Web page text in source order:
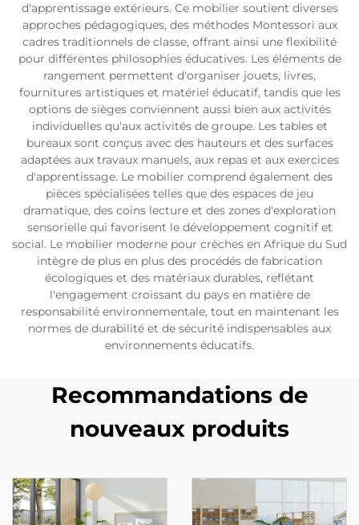
d'apprentissage extérieurs. Ce mobilier soutient diverses
approches pédagogiques, des méthodes Montessori aux
cadres traditionnels de classe, offrant ainsi une flexibilité
pour différentes philosophies éducatives. Les éléments de
rangement permettent d'organiser jouets, livres,
fournitures artistiques et matériel éducatif, tandis que les
options de sièges conviennent aussi bien aux activités
individuelles qu'aux activités de groupe. Les tables et
bureaux sont conçus avec des hauteurs et des surfaces
adaptées aux travaux manuels, aux repas et aux exercices
d'apprentissage. Le mobilier comprend également des
pièces spécialisées telles que des espaces de jeu
dramatique, des coins lecture et des zones d'exploration
sensorielle qui favorisent le développement cognitif et
social. Le mobilier moderne pour crèches en Afrique du Sud
intègre de plus en plus des procédés de fabrication
écologiques et des matériaux durables, reflétant
l'engagement croissant du pays en matière de
responsabilité environnementale, tout en maintenant les
normes de durabilité et de sécurité indispensables aux
environnements éducatifs.
Recommandations de
nouveaux produits